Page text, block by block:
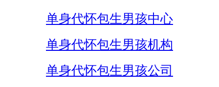
单身代怀包生男孩中心
单身代怀包生男孩机构
单身代怀包生男孩公司